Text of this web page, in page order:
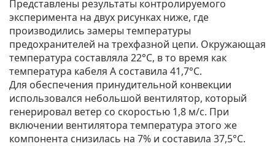
Представлены результаты контролируемого
эксперимента на двух рисунках ниже, где
производились замеры температуры
предохранителей на трехфазной цепи. Окружающая
температура составляла 22°C, в то время как
температура кабеля A составила 41,7°C.
Для обеспечения принудительной конвекции
использовался небольшой вентилятор, который
генерировал ветер со скоростью 1,8 м/с. При
включении вентилятора температура этого же
компонента снизилась на 7% и составила 37,5°C.